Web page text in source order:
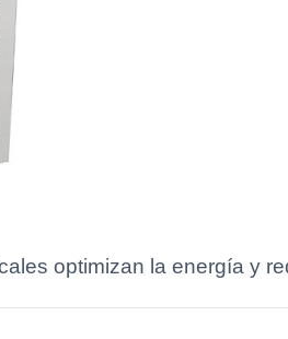
optimizan la energía y